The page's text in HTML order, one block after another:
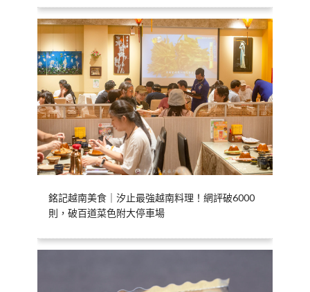
銘記越南美食｜汐止最強越南料理！網評破6000
則，破百道菜色附大停車場